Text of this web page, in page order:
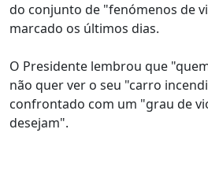
do conjunto de "fenómenos de
marcado os últimos dias.
O Presidente lembrou que
não quer ver o seu "carro
confrontado com um "grau de
desejam".